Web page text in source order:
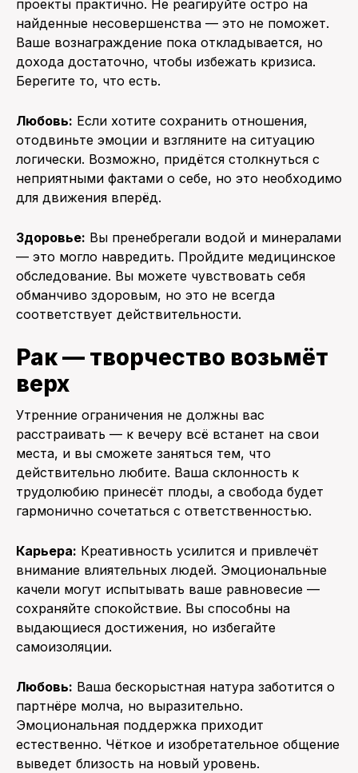
проекты практично. Не реагируйте остро на
найденные несовершенства — это не поможет.
Ваше вознаграждение пока откладывается, но
дохода достаточно, чтобы избежать кризиса.
Берегите то, что есть.
Любовь: Если хотите сохранить отношения,
отодвиньте эмоции и взгляните на ситуацию
логически. Возможно, придётся столкнуться с
неприятными фактами о себе, но это необходимо
для движения вперёд.
Здоровье: Вы пренебрегали водой и минералами
— это могло навредить. Пройдите медицинское
обследование. Вы можете чувствовать себя
обманчиво здоровым, но это не всегда
соответствует действительности.
Рак — творчество возьмёт
верх
Утренние ограничения не должны вас
расстраивать — к вечеру всё встанет на свои
места, и вы сможете заняться тем, что
действительно любите. Ваша склонность к
трудолюбию принесёт плоды, а свобода будет
гармонично сочетаться с ответственностью.
Карьера: Креативность усилится и привлечёт
внимание влиятельных людей. Эмоциональные
качели могут испытывать ваше равновесие —
сохраняйте спокойствие. Вы способны на
выдающиеся достижения, но избегайте
самоизоляции.
Любовь: Ваша бескорыстная натура заботится о
партнёре молча, но выразительно.
Эмоциональная поддержка приходит
естественно. Чёткое и изобретательное общение
выведет близость на новый уровень.